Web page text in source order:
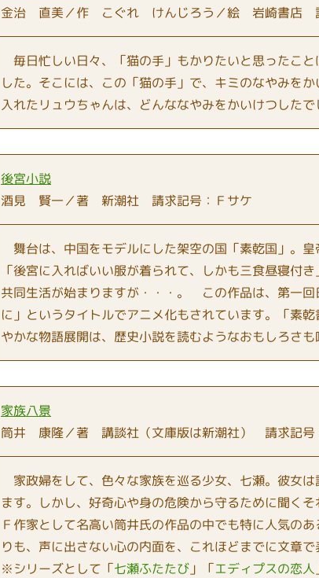
金治 直美／作 こぐれ けんじろう／絵 岩崎書店
毎日忙しい日々、「猫の手」もかりたいと思ったこ
した。そこには、この「猫の手」で、キミのなやみを
入れたリュウちゃんは、どんななやみをかいけつしたで
後宮小説
酒見 賢一／著 新潮社 請求記号：Ｆサケ
舞台は、中国をモデルにした架空の国「素乾国」。
「後宮に入ればいい服が着られて、しかも三食昼寝付
共同生活が始まりますが・・・。 この作品は、第一
に」というタイトルでアニメ化もされています。「素
やかな物語展開は、歴史小説を読むようなおもしろさも
家族八景
筒井 康隆／著 講談社（文庫版は新潮社） 請求記号
家政婦をして、色々な家族を巡る少女、七瀬。彼女
ます。しかし、好奇心や身の危険から守るために聞く
Ｆ作家として名高い筒井氏の作品の中でも特に人気の
りも、声に出さない心の内面を、これほどまでに文章
※シリーズとして「七瀬ふたたび 」「エディプスの恋人